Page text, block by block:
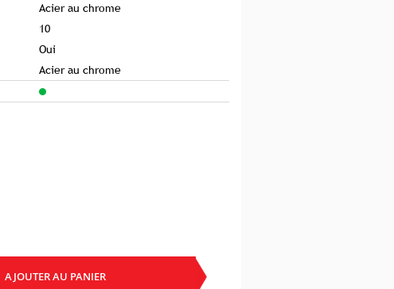
Acier au chrome
10
Oui
Acier au chrome
AJOUTER AU PANIER